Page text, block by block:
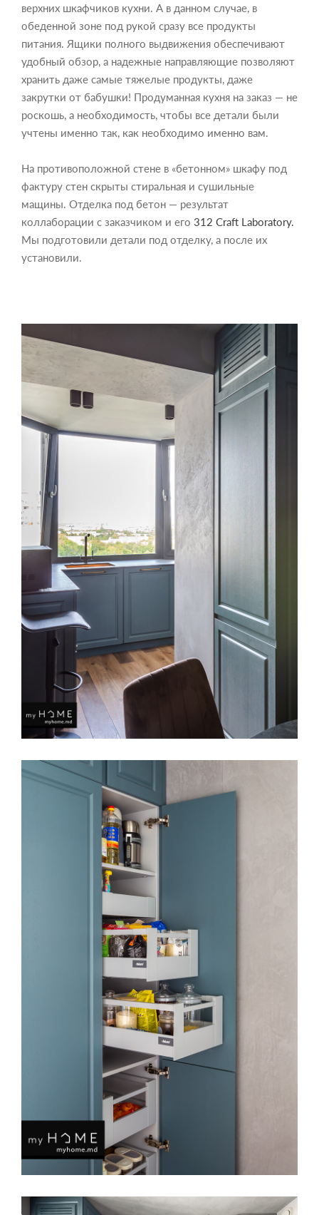
верхних шкафчиков кухни. А в данном случае, в
обеденной зоне под рукой сразу все продукты
питания. Ящики полного выдвижения обеспечивают
удобный обзор, а надежные направляющие позволяют
хранить даже самые тяжелые продукты, даже
закрутки от бабушки! Продуманная кухня на заказ — не
роскошь, а необходимость, чтобы все детали были
учтены именно так, как необходимо именно вам.
На противоположной стене в «бетонном» шкафу под
фактуру стен скрыты стиральная и сушильные
мащины. Отделка под бетон — результат
коллаборации с заказчиком и его 312 Craft Laboratory.
Мы подготовили детали под отделку, а после их
установили.